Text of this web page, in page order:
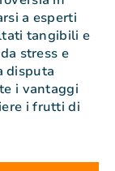
a esperti
tangibili e
stress e
disputa
i vantaggi
i frutti di